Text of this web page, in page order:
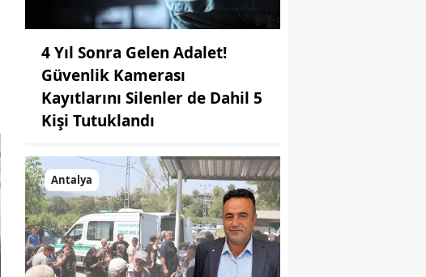
4 Yıl Sonra Gelen Adalet!
Güvenlik Kamerası
Kayıtlarını Silenler de Dahil 5
Kişi Tutuklandı
Antalya